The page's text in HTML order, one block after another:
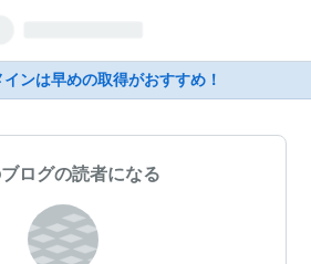
ンは早めの取得がおすすめ！
ログの読者になる